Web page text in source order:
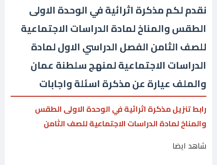
نقدم لكم مذكرة اثرائية في الوحدة الاولى
الطقس والمناخ لمادة الدراسات الاجتماعية
للصف الثامن الفصل الدراسي الاول لمادة
الدراسات الاجتماعية لمنهج سلطنة عمان
والملف عيارة عن مذكرة اسئلة واجابات
رابط تنزيل مذكرة اثرائية في الوحدة الاولى الطقس
والمناخ لمادة الدراسات الاجتماعية للصف الثامن
شاهد ايضا